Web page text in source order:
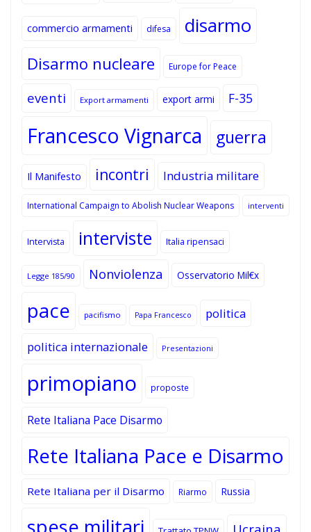
commercio armamenti difesa disarmo
Disarmo nucleare Europe for Peace
eventi Export armamenti export armi F-35
Francesco Vignarca guerra
Il Manifesto incontri Industria militare
International Campaign to Abolish Nuclear Weapons interventi
Intervista interviste Italia ripensaci
Legge 185/90 Nonviolenza Osservatorio Mil€x
pace pacifismo Papa Francesco politica
politica internazionale Presentazioni
primopiano proposte
Rete Italiana Pace Disarmo
Rete Italiana Pace e Disarmo
Rete Italiana per il Disarmo Riarmo Russia
spese militari